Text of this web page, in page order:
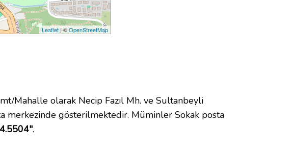
Leaflet| ©OpenStreetMap
Mahalle olarak Necip Fazıl Mh. ve Sultanbeyli
merkezinde gösterilmektedir. Müminler Sokak posta
.